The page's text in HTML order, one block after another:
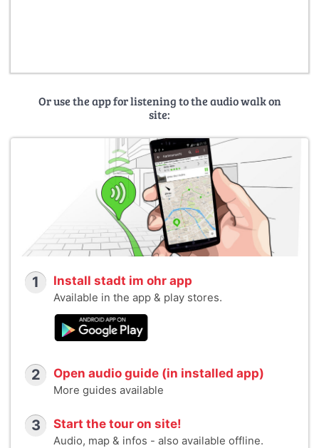
Or use the app for listening to the audio walk on
site:
1 Install stadt im ohr app
Available in the app & play stores.
2 Open audio guide (in installed app)
More guides available
3 Start the tour on site!
Audio, map & infos - also available offline.